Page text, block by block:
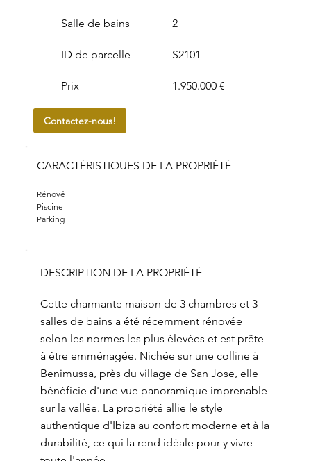
Salle de bains 2
ID de parcelle
Prix
S2101
1.950.000 €
Contactez-nous!
CARACTÉRISTIQUES DE LA PROPRIÉTÉ
Rénové
Piscine
Parking
DESCRIPTION DE LA PROPRIÉTÉ
Cette charmante maison de 3 chambres et 3
salles de bains a été récemment rénovée
selon les normes les plus élevées et est prête
à être emménagée. Nichée sur une colline à
Benimussa, près du village de San Jose, elle
bénéficie d'une vue panoramique imprenable
sur la vallée. La propriété allie le style
authentique d'Ibiza au confort moderne et à la
durabilité, ce qui la rend idéale pour y vivre